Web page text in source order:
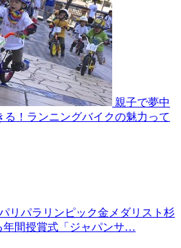
親子で夢中
る！ランニングバイクの魅力って
リパラリンピック金メダリスト杉
年間授賞式「ジャパンサ…